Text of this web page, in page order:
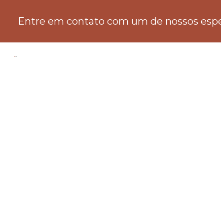
Entre em contato com um de nossos